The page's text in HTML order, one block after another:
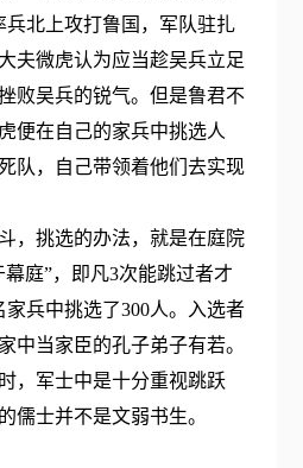
兵北上攻打鲁国，军队驻扎
夫微虎认为应当趁吴兵立足
败吴兵的锐气。但是鲁君不
便在自己的家兵中挑选人
队，自己带领着他们去实现
，挑选的办法，就是在庭院
庭”，即凡3次能跳过者才
家兵中挑选了300人。入选者
中当家臣的孔子弟子有若。
，军士中是十分重视跳跃
儒士并不是文弱书生。